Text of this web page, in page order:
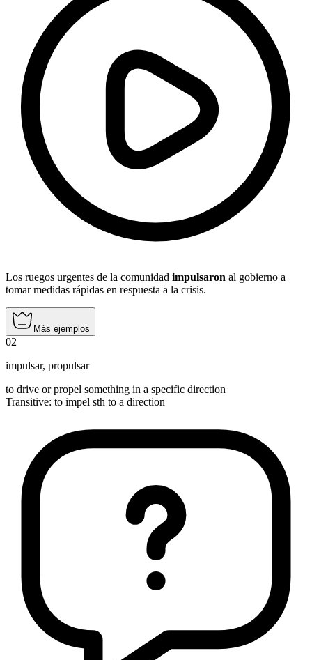
Los ruegos urgentes de la comunidad impulsaron al gobierno a
tomar medidas rápidas en respuesta a la crisis.
Más ejemplos
02
impulsar, propulsar
to drive or propel something in a specific direction
Transitive: to impel sth to a direction